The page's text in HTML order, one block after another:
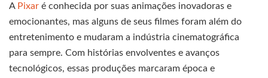
A Pixar é conhecida por suas animações inovadoras e
emocionantes, mas alguns de seus filmes foram além do
entretenimento e mudaram a indústria cinematográfica
para sempre. Com histórias envolventes e avanços
tecnológicos, essas produções marcaram época e